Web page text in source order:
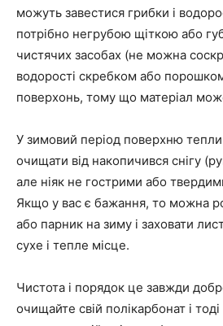
можуть завестися грибки і
потрібно негрубою щіткою або
чистячих засобах (не можна
водорості скребком або
поверхонь, тому що матеріал
У зимовий період поверхню
очищати від накопичився снігу
але ніяк не гострими або
Якщо у вас є бажання, то можна
або парник на зиму і заховати
сухе і тепле місце.
Чистота і порядок це завжди
очищайте свій полікарбонат і